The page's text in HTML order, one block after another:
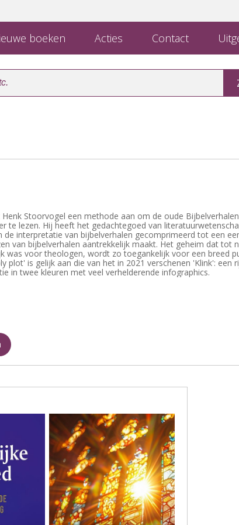
boeken Acties Contact
Stoorvogel een methode aan om de oude
te lezen. Hij heeft het gedachtegoed van
de interpretatie van bijbelverhalen gecomprimeerd tot een
van bijbelverhalen aantrekkelijk maakt. Het geheim dat tot
was voor theologen, wordt zo toegankelijk voor een breed
plot' is gelijk aan die van het in 2021 verschenen 'Klink': een
in twee kleuren met veel verhelderende infographics.